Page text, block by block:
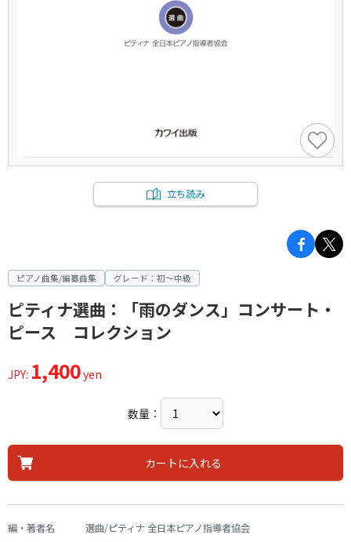
立ち読み
ピアノ曲集/編纂曲集 グレード：初～中級
ピティナ選曲：「雨のダンス」コンサート・
ピース コレクション
JPY: 1,400yen
数量：
カートに入れる
編・著者名
選曲/ピティナ 全日本ピアノ指導者協会